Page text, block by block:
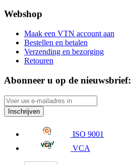
Webshop
Maak een VTN account aan
Bestellen en betalen
Verzending en bezorging
Retouren
Abonneer u op de nieuwsbrief:
Inschrijven
ISO 9001
VCA